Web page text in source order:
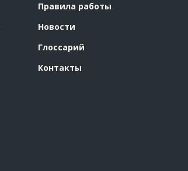
Правила работы
Новости
Глоссарий
Контакты